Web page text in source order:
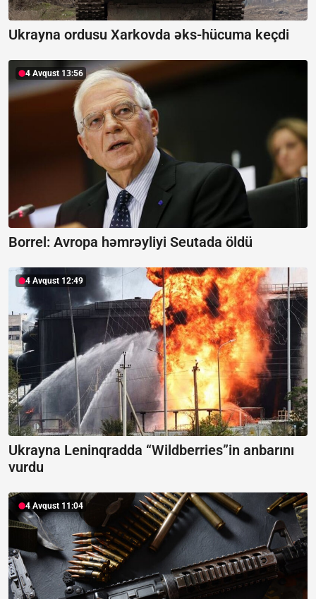
Ukrayna ordusu Xarkovda əks-hücuma keçdi
4 Avqust 13:56
Borrel: Avropa həmrəyliyi Seutada öldü
4 Avqust 12:49
Ukrayna Leninqradda “Wildberries”in anbarını
vurdu
4 Avqust 11:04